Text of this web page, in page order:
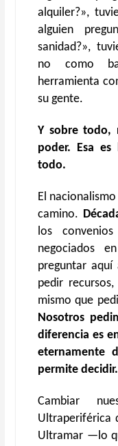
alquiler?»,
alguien
sanidad?»,
no como
herramienta
su gente.
Y sobre todo,
poder. Esa
todo.
El
camino.
los
negociados
preguntar
pedir
mismo que
Nosotros
diferencia es
permite decidir.
Cambiar
Ultraperiférica
Ultramar —lo